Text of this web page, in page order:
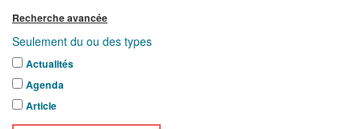
Recherche avancée
Seulement du ou des types
Actualités
Agenda
Article